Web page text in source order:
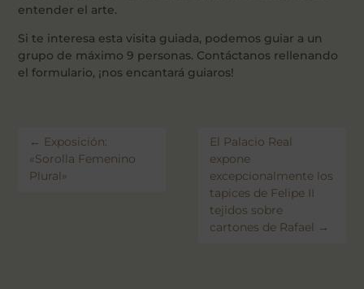
entender el arte.
Si te interesa esta visita guiada, podemos guiar a un
grupo de máximo 9 personas. Contáctanos rellenando
el formulario, ¡nos encantará guiaros!
← Exposición:
«Sorolla Femenino
Plural»
El Palacio Real
expone
excepcionalmente los
tapices de Felipe II
tejidos sobre
cartones de Rafael
→